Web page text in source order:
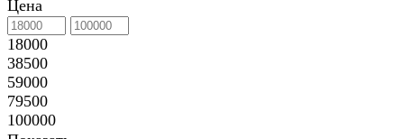
Цена
18000
38500
59000
79500
100000